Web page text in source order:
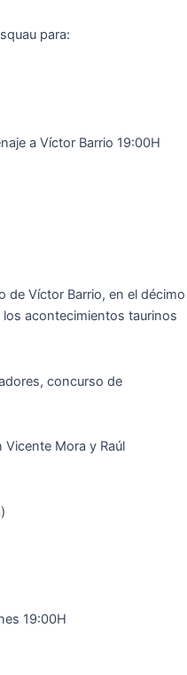
para:
a Víctor Barrio 19:00H
de Víctor Barrio, en el décimo
acontecimientos taurinos
concurso de
Vicente Mora y Raúl
19:00H